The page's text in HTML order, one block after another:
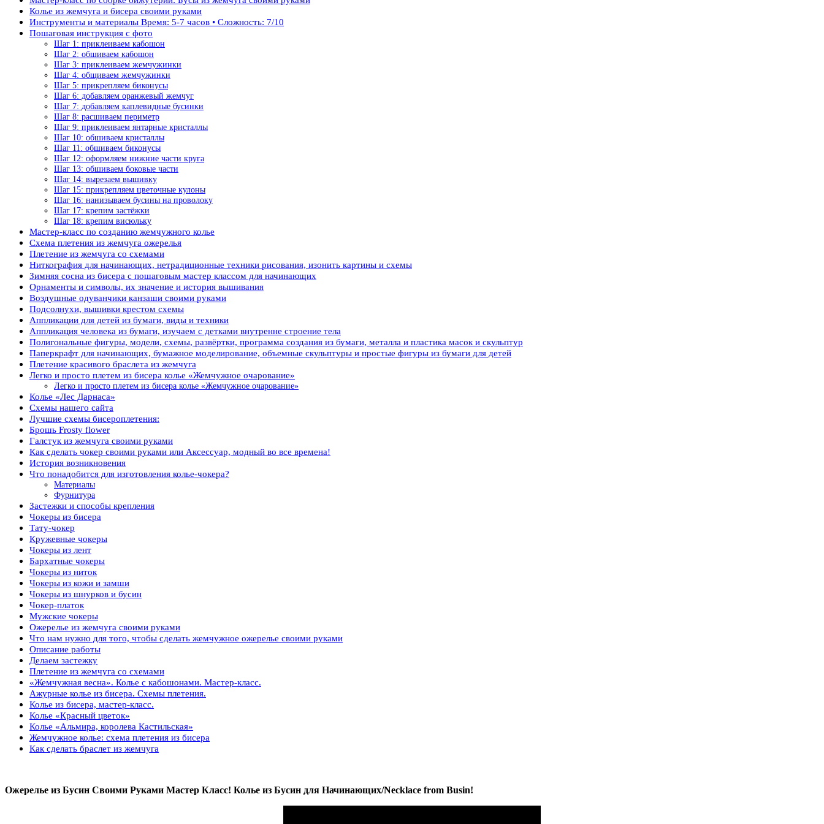
Колье из жемчуга и бисера своими руками
Инструменты и материалы Время: 5-7 часов • Сложность: 7/10
Пошаговая инструкция с фото
Шаг 1: приклеиваем кабошон
Шаг 2: обшиваем кабошон
Шаг 3: приклеиваем жемчужинки
Шаг 4: общиваем жемчужинки
Шаг 5: прикрепляем биконусы
Шаг 6: добавляем оранжевый жемчуг
Шаг 7: добавляем каплевидные бусинки
Шаг 8: расшиваем периметр
Шаг 9: приклеиваем янтарные кристаллы
Шаг 10: обшиваем кристаллы
Шаг 11: обшиваем биконусы
Шаг 12: оформляем нижние части круга
Шаг 13: обшиваем боковые части
Шаг 14: вырезаем вышивку
Шаг 15: прикрепляем цветочные кулоны
Шаг 16: нанизываем бусины на проволоку
Шаг 17: крепим застёжки
Шаг 18: крепим висюльку
Мастер-класс по созданию жемчужного колье
Схема плетения из жемчуга ожерелья
Плетение из жемчуга со схемами
Ниткография для начинающих, нетрадиционные техники рисования, изонить картины и схемы
Зимняя сосна из бисера с пошаговым мастер классом для начинающих
Орнаменты и символы, их значение и история вышивания
Воздушные одуванчики канзаши своими руками
Подсолнухи, вышивки крестом схемы
Аппликации для детей из бумаги, виды и техники
Аппликация человека из бумаги, изучаем с детками внутренне строение тела
Полигональные фигуры, модели, схемы, развёртки, программа создания из бумаги, металла и пластика масок и скульптур
Паперкрафт для начинающих, бумажное моделирование, объемные скульптуры и простые фигуры из бумаги для детей
Плетение красивого браслета из жемчуга
Легко и просто плетем из бисера колье «Жемчужное очарование»
Легко и просто плетем из бисера колье «Жемчужное очарование»
Колье «Лес Дарнаса»
Схемы нашего сайта
Лучшие схемы бисероплетения:
Брошь Frosty flower
Галстук из жемчуга своими руками
Как сделать чокер своими руками или Аксессуар, модный во все времена!
История возникновения
Что понадобится для изготовления колье-чокера?
Материалы
Фурнитура
Застежки и способы крепления
Чокеры из бисера
Тату-чокер
Кружевные чокеры
Чокеры из лент
Бархатные чокеры
Чокеры из ниток
Чокеры из кожи и замши
Чокеры из шнурков и бусин
Чокер-платок
Мужские чокеры
Ожерелье из жемчуга своими руками
Что нам нужно для того, чтобы сделать жемчужное ожерелье своими руками
Описание работы
Делаем застежку
Плетение из жемчуга со схемами
«Жемчужная весна». Колье с кабошонами. Мастер-класс.
Ажурные колье из бисера. Схемы плетения.
Колье из бисера, мастер-класс.
Колье «Красный цветок»
Колье «Альмира, королева Кастильская»
Жемчужное колье: cхема плетения из бисера
Как сделать браслет из жемчуга
Ожерелье из Бусин Своими Руками Мастер Класс! Колье из Бусин для Начинающих/Necklace from Busin!